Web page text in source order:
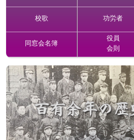
校歌 功労者
同窓会名簿
役員
会則